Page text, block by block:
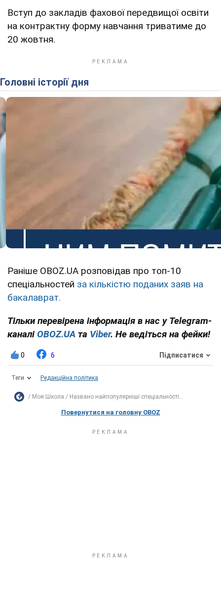
Вступ до закладів фахової передвищої освіти
на контрактну форму навчання триватиме до
20 жовтня.
Головні історії дня
Раніше OBOZ.UA розповідав про топ-10
спеціальностей за кількістю поданих заяв на
бакалаврат.
Тільки перевірена інформація в нас у Telegram-
каналі OBOZ.UA та Viber. Не ведіться на фейки!
0 6 Підписатися
Теги Редакційна політика
Моя Школа Названо найпопулярніші спеціальності...
Повернутися на головну OBOZ